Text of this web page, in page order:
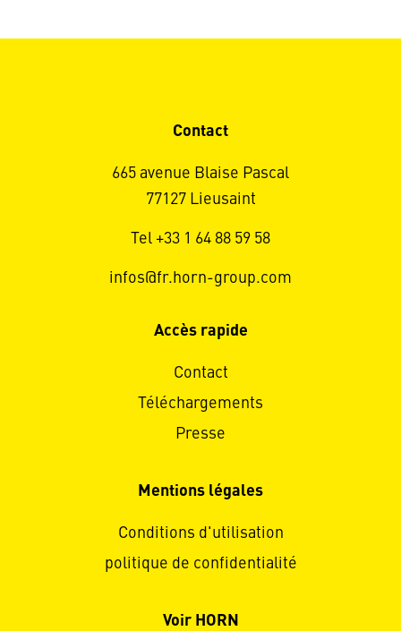
Contact
665 avenue Blaise Pascal
77127 Lieusaint
Tel +33 1 64 88 59 58
infos@fr.horn-group.com
Accès rapide
Contact
Téléchargements
Presse
Mentions légales
Conditions d'utilisation
politique de confidentialité
Voir HORN